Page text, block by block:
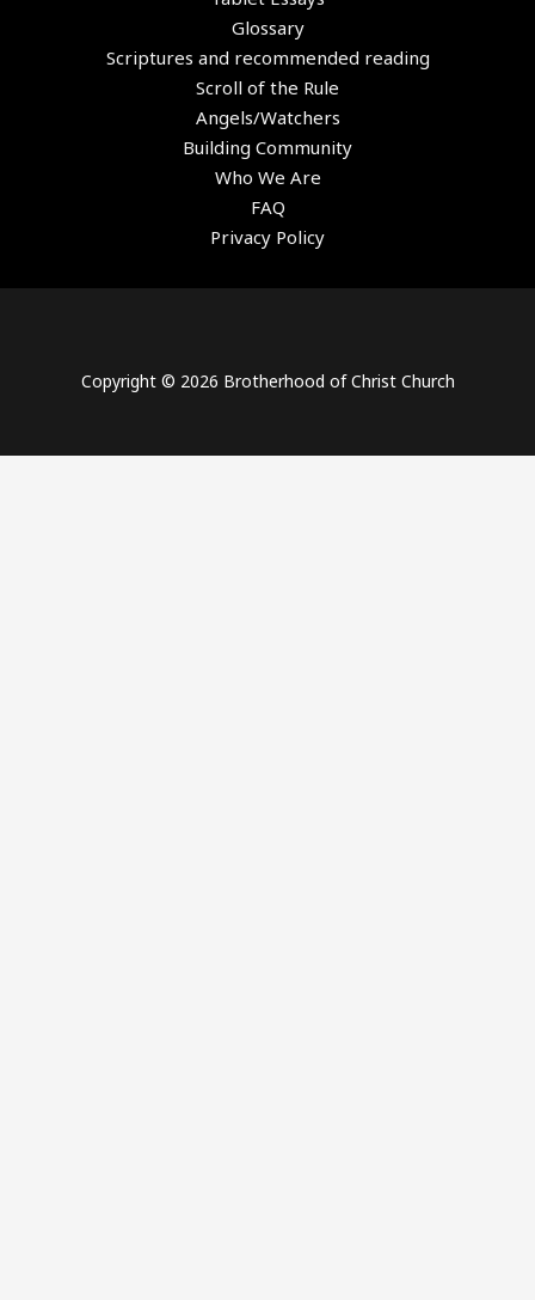
Glossary
Scriptures and recommended reading
Scroll of the Rule
Angels/Watchers
Building Community
Who We Are
FAQ
Privacy Policy
Copyright © 2026 Brotherhood of Christ Church